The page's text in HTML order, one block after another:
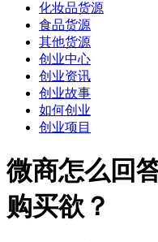
化妆品货源
食品货源
其他货源
创业中心
创业资讯
创业故事
如何创业
创业项目
微商怎么回
购买欲？